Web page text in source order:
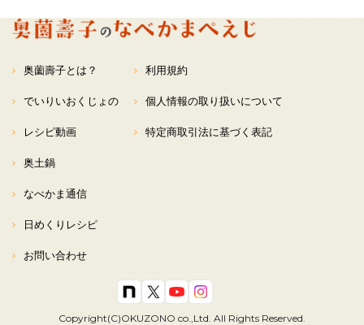
奥薗壽子とは？
でいりいおくじょの
レシピ動画
奥土鍋
なべかま通信
日めくりレシピ
お問い合わせ
利用規約
個人情報の取り扱いについて
特定商取引法に基づく表記
Copyright(C)OKUZONO co.,Ltd. All Rights Reserved.